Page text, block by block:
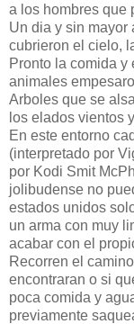
a los hombres que
Un dia y sin mayor
cubrieron el cielo,
Pronto la comida y
animales
Arboles que se
los elados vientos
En este entorno
(interpretado por
por Kodi Smit
jolibudense no
estados unidos
un arma con muy
acabar con el
Recorren el
encontraran o si
poca comida y
previamente